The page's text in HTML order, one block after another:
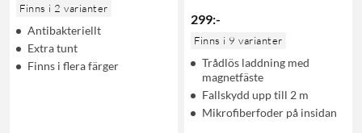
Finns i 2 varianter
Antibakteriellt
Extra tunt
Finns i flera färger
299:-
Finns i 9 varianter
Trådlös laddning med
magnetfäste
Fallskydd upp till 2 m
Mikrofiberfoder på insidan